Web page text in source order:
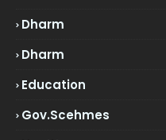
Dharm
Dharm
Education
Gov.scehmes